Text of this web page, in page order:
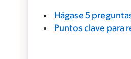
Hágase 5
Puntos clave para